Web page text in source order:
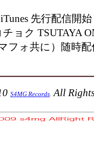
iTunes 先行配信開
ョク TSUTAYA
フォ共に）随時
S4MG Records All